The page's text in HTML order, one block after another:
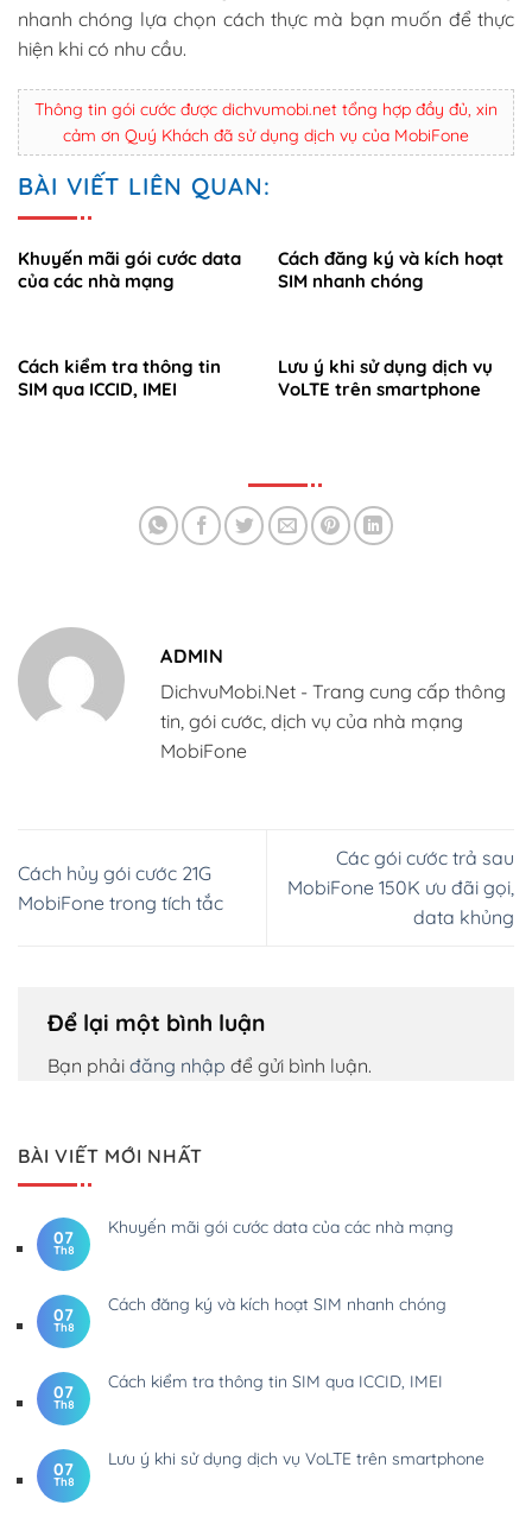
nhanh chóng lựa chọn cách thực mà bạn muốn để thực
hiện khi có nhu cầu.
Thông tin gói cước được dichvumobi.net tổng hợp đầy đủ, xin
cảm ơn Quý Khách đã sử dụng dịch vụ của MobiFone
BÀI VIẾT LIÊN QUAN:
Khuyến mãi gói cước data
của các nhà mạng
Cách đăng ký và kích hoạt
SIM nhanh chóng
Cách kiểm tra thông tin
SIM qua ICCID, IMEI
Lưu ý khi sử dụng dịch vụ
VoLTE trên smartphone
ADMIN
DichvuMobi.Net - Trang cung cấp thông
tin, gói cước, dịch vụ của nhà mạng
MobiFone
Cách hủy gói cước 21G
MobiFone trong tích tắc
Các gói cước trả sau
MobiFone 150K ưu đãi gọi,
data khủng
Để lại một bình luận
Bạn phải đăng nhập để gửi bình luận.
BÀI VIẾT MỚI NHẤT
07
Th8
Khuyến mãi gói cước data của các nhà mạng
07
Th8
Cách đăng ký và kích hoạt SIM nhanh chóng
07
Th8
Cách kiểm tra thông tin SIM qua ICCID, IMEI
07
Th8
Lưu ý khi sử dụng dịch vụ VoLTE trên smartphone